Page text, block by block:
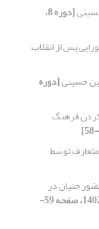
[دوره 8،
پس از انقلاب
حسینی[دوره
کردن فرهنگ
توسط
جنیان در
[دوره 8، شماره 30، 1402، صفحه 59-